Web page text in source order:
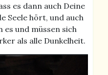
es dann auch Deine
Seele hört, und auch
es und müssen sich
als alle Dunkelheit.